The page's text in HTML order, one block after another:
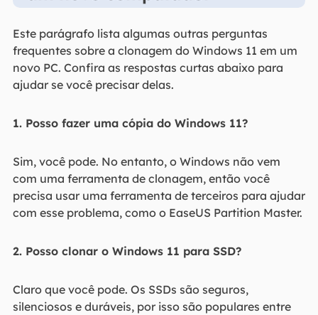
Este parágrafo lista algumas outras perguntas
frequentes sobre a clonagem do Windows 11 em um
novo PC. Confira as respostas curtas abaixo para
ajudar se você precisar delas.
1. Posso fazer uma cópia do Windows 11?
Sim, você pode. No entanto, o Windows não vem
com uma ferramenta de clonagem, então você
precisa usar uma ferramenta de terceiros para ajudar
com esse problema, como o EaseUS Partition Master.
2. Posso clonar o Windows 11 para SSD?
Claro que você pode. Os SSDs são seguros,
silenciosos e duráveis, por isso são populares entre